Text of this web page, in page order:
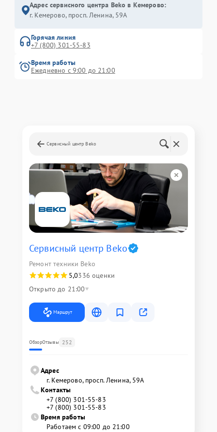
Адрес сервисного центра Beko в Кемерово:
г. Кемерово, просп. Ленина, 59А
Горячая линия
+7 (800) 301-55-83
Время работы
Ежедневно с 9:00 до 21:00
Сервисный центр Beko
Сервисный центр Beko
Ремонт техники Beko
5,0336 оценки
Открыто до 21:00
Маршрут
ОбзорОтзывы 252
Адрес
г. Кемерово, просп. Ленина, 59А
Контакты
+7 (800) 301-55-83
+7 (800) 301-55-83
Время работы
Работаем с 09:00 до 21:00